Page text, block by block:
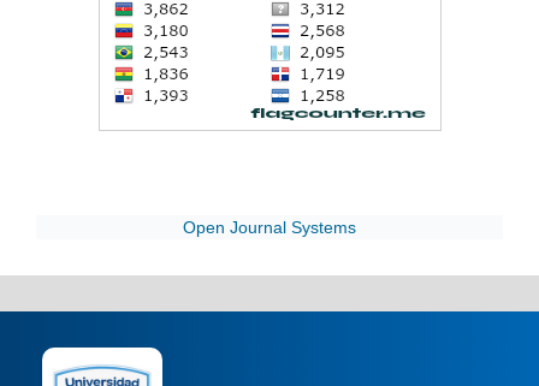
Open Journal Systems